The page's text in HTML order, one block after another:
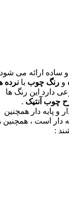
ارائه می
و رنگ چوب با نرده
دارد این رنگ ها
چوب آنتیک .
پایه دار همچنین
دار است ، همچنین
: